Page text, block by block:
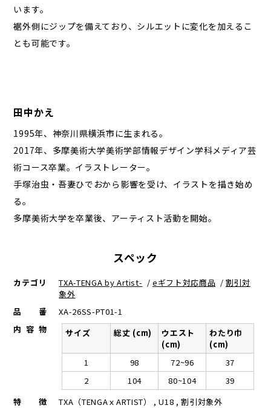
います。
裾外側にジップを備えており、シルエットに変化を加えるこ
とも可能です。
田中かえ
1995年、神奈川県横浜市に生まれる。
2017年、多摩美術大学美術学部情報デザイン学科メディア芸
術コース卒業。イラストレーター。
手塚治虫・吾妻ひでおから影響を受け、イラストを描き始め
る。
多摩美術大学を卒業後、アーティスト活動を開始。
スペック
カテゴリ TXA-TENGA by Artist- /eギフト対応商品 / 割引対
象外
品番
XA-26SS-PT01-1
内容物
サイズ 総丈 (cm)
ウエスト
(cm)
わたり巾
(cm)
1
98 72~96
37
2
104 80~104
39
特徴
TXA（TENGAｘARTIST） , U18 , 割引対象外